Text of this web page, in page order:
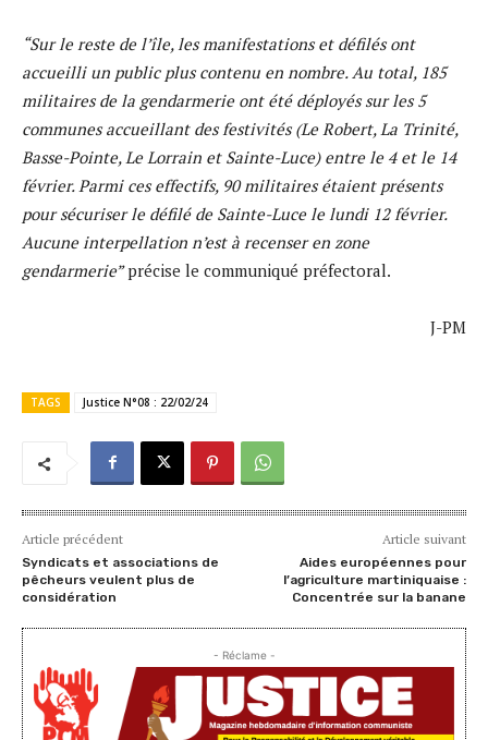
“Sur le reste de l’île, les manifestations et défilés ont
accueilli un public plus contenu en nombre. Au total, 185
militaires de la gendarmerie ont été déployés sur les 5
communes accueillant des festivités (Le Robert, La Trinité,
Basse-Pointe, Le Lorrain et Sainte-Luce) entre le 4 et le 14
février. Parmi ces effectifs, 90 militaires étaient présents
pour sécuriser le défilé de Sainte-Luce le lundi 12 février.
Aucune interpellation n’est à recenser en zone
gendarmerie”précise le communiqué préfectoral.
J-PM
TAGS Justice N°08 : 22/02/24
Article précédent
Syndicats et associations de
pêcheurs veulent plus de
considération
Article suivant
Aides européennes pour
l’agriculture martiniquaise :
Concentrée sur la banane
- Réclame -